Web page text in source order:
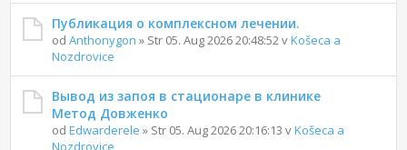
Публикация о комплексном лечении.
odAnthonygon » Str 05. Aug 2026 20:48:52 vKošeca a
Nozdrovice
Вывод из запоя в стационаре в клинике
Метод Довженко
odEdwarderele » Str 05. Aug 2026 20:16:13 vKošeca a
Nozdrovice